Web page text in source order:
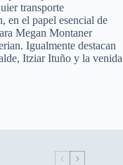
transporte
en el papel esencial de
Megan Montaner
Igualmente destacan
Itziar Ituño y la venida